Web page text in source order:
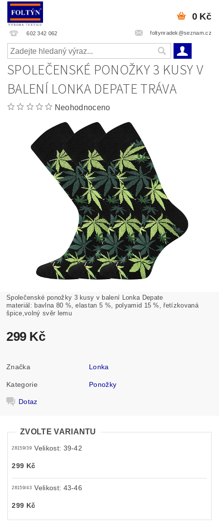
602 342 062 foltynradek@seznam.cz
0 Kč
SPOLEČENSKÉ PONOŽKY 3 KUSY V
BALENÍ LONKA DEPATE TRÁVA
Neohodnoceno
Společenské ponožky 3 kusy v balení Lonka Depate
materiál: bavlna 80 %, elastan 5 %, polyamid 15 %, řetízkovaná
špice,volný svěr lemu
299 Kč
Značka Lonka
Kategorie Ponožky
Dotaz
ZVOLTE VARIANTU
28159/39 Velikost: 39-42
299 Kč
28159/43 Velikost: 43-46
299 Kč